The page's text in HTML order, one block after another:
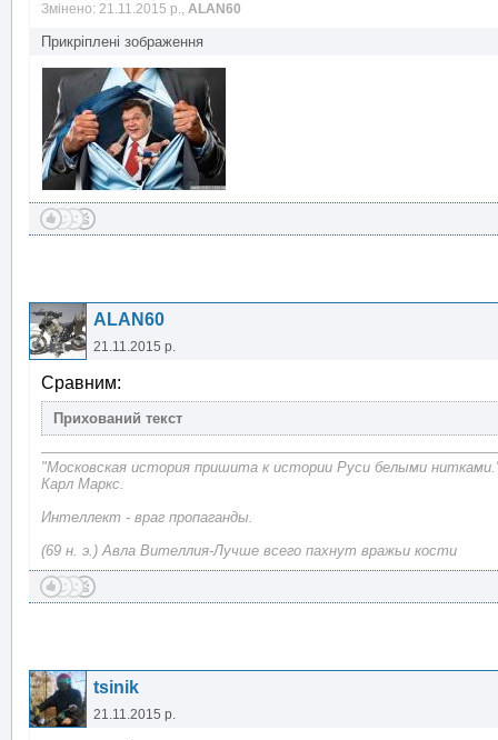
Змінено: 21.11.2015 р., ALAN60
Прикріплені зображення
ALAN60
21.11.2015 р.
Сравним:
"Московская история пришита к истории Руси белыми
Карл Маркс.
Интеллект - враг пропаганды.
(69 н. э.) Авла Вителлия-Лучше всего пахнут вражьи кости
tsinik
21.11.2015 р.